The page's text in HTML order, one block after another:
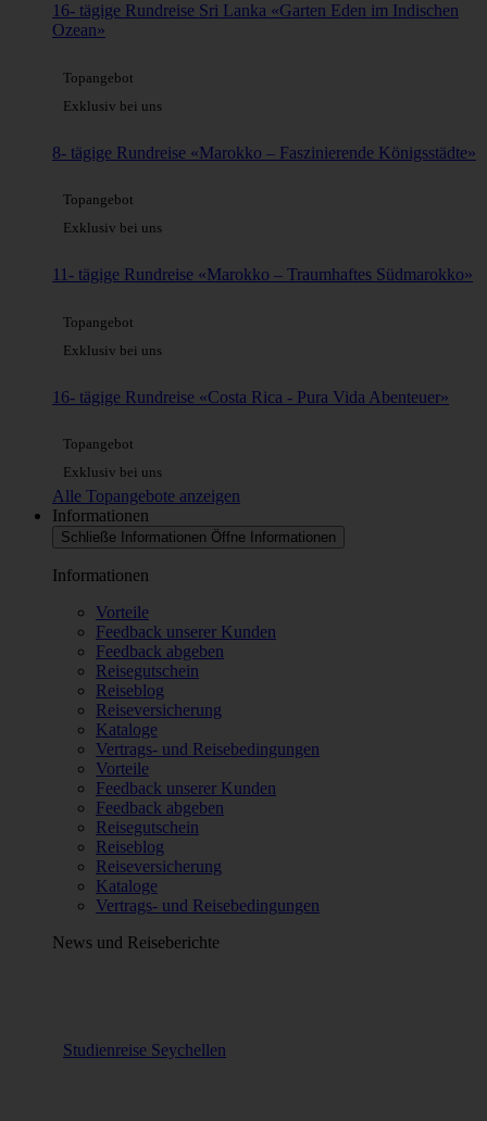
16- tägige Rundreise Sri Lanka «Garten Eden im Indischen
Ozean»
Topangebot
Exklusiv bei uns
8- tägige Rundreise «Marokko – Faszinierende Königsstädte»
Topangebot
Exklusiv bei uns
11- tägige Rundreise «Marokko – Traumhaftes Südmarokko»
Topangebot
Exklusiv bei uns
16- tägige Rundreise «Costa Rica - Pura Vida Abenteuer»
Topangebot
Exklusiv bei uns
Alle Topangebote anzeigen
Informationen
Schließe Informationen Öffne Informationen
Informationen
Vorteile
Feedback unserer Kunden
Feedback abgeben
Reisegutschein
Reiseblog
Reiseversicherung
Kataloge
Vertrags- und Reisebedingungen
Vorteile
Feedback unserer Kunden
Feedback abgeben
Reisegutschein
Reiseblog
Reiseversicherung
Kataloge
Vertrags- und Reisebedingungen
News und Reiseberichte
Studienreise Seychellen